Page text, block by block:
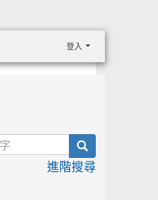
登入
search
進階搜尋